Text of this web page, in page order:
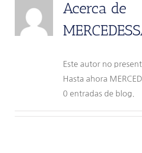
Acerca de
Este autor no
Hasta ahora
0 entradas de blog.